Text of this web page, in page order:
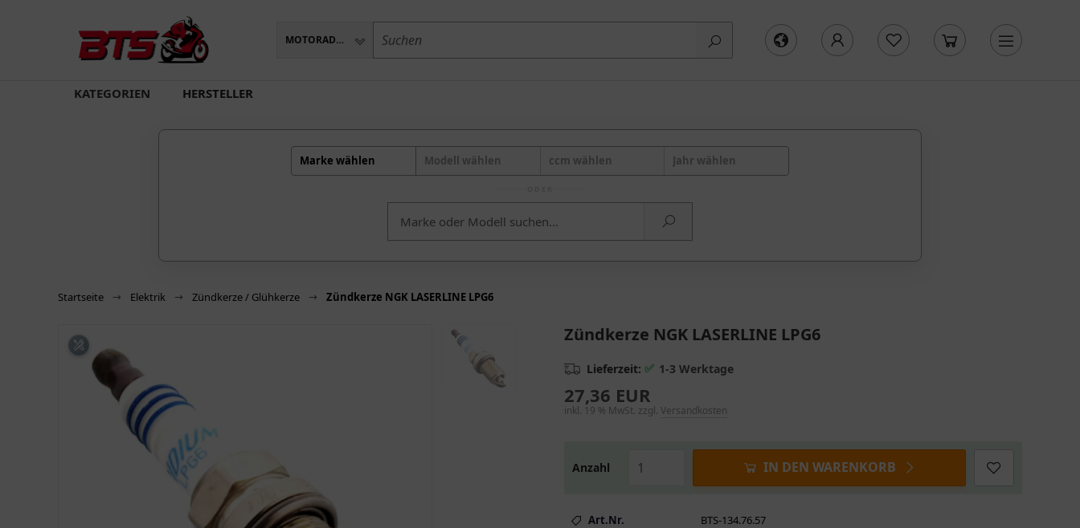
MOTORADTEILE
KATEGORIEN HERSTELLER
Marke wählen Modell wählen ccm wählen Jahr wählen
Startseite Elektrik Zündkerze / Glühkerze Zündkerze NGK LASERLINE LPG6
Zündkerze NGK LASERLINE LPG6
Lieferzeit: ✅ 1-3 Werktage
27,36 EUR
inkl. 19 % MwSt. zzgl. Versandkosten
Anzahl IN DEN WARENKORB
Art.Nr.
BTS-134.76.57